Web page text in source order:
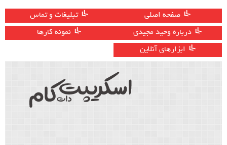
صفحه اصلی
تبلیغات و تماس
درباره وحید مجیدی
نمونه کارها
ابزارهای آنلاین